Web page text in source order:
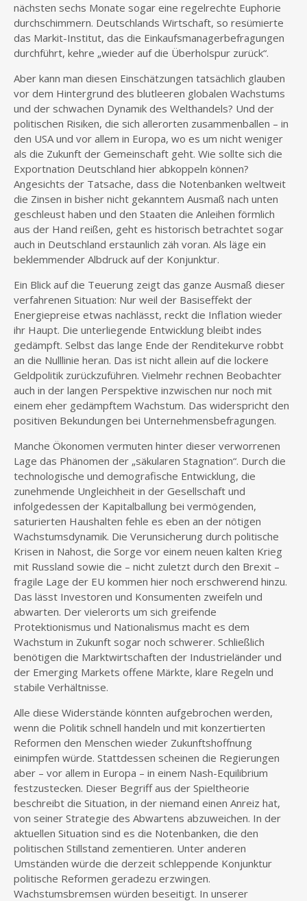
nächsten sechs Monate sogar eine regelrechte Euphorie
durchschimmern. Deutschlands Wirtschaft, so resümierte
das Markit-Institut, das die Einkaufsmanagerbefragungen
durchführt, kehre „wieder auf die Überholspur zurück“.
Aber kann man diesen Einschätzungen tatsächlich glauben
vor dem Hintergrund des blutleeren globalen Wachstums
und der schwachen Dynamik des Welthandels? Und der
politischen Risiken, die sich allerorten zusammenballen – in
den USA und vor allem in Europa, wo es um nicht weniger
als die Zukunft der Gemeinschaft geht. Wie sollte sich die
Exportnation Deutschland hier abkoppeln können?
Angesichts der Tatsache, dass die Notenbanken weltweit
die Zinsen in bisher nicht gekanntem Ausmaß nach unten
geschleust haben und den Staaten die Anleihen förmlich
aus der Hand reißen, geht es historisch betrachtet sogar
auch in Deutschland erstaunlich zäh voran. Als läge ein
beklemmender Albdruck auf der Konjunktur.
Ein Blick auf die Teuerung zeigt das ganze Ausmaß dieser
verfahrenen Situation: Nur weil der Basiseffekt der
Energiepreise etwas nachlässt, reckt die Inflation wieder
ihr Haupt. Die unterliegende Entwicklung bleibt indes
gedämpft. Selbst das lange Ende der Renditekurve robbt
an die Nulllinie heran. Das ist nicht allein auf die lockere
Geldpolitik zurückzuführen. Vielmehr rechnen Beobachter
auch in der langen Perspektive inzwischen nur noch mit
einem eher gedämpftem Wachstum. Das widerspricht den
positiven Bekundungen bei Unternehmensbefragungen.
Manche Ökonomen vermuten hinter dieser verworrenen
Lage das Phänomen der „säkularen Stagnation“. Durch die
technologische und demografische Entwicklung, die
zunehmende Ungleichheit in der Gesellschaft und
infolgedessen der Kapitalballung bei vermögenden,
saturierten Haushalten fehle es eben an der nötigen
Wachstumsdynamik. Die Verunsicherung durch politische
Krisen in Nahost, die Sorge vor einem neuen kalten Krieg
mit Russland sowie die – nicht zuletzt durch den Brexit –
fragile Lage der EU kommen hier noch erschwerend hinzu.
Das lässt Investoren und Konsumenten zweifeln und
abwarten. Der vielerorts um sich greifende
Protektionismus und Nationalismus macht es dem
Wachstum in Zukunft sogar noch schwerer. Schließlich
benötigen die Marktwirtschaften der Industrieländer und
der Emerging Markets offene Märkte, klare Regeln und
stabile Verhältnisse.
Alle diese Widerstände könnten aufgebrochen werden,
wenn die Politik schnell handeln und mit konzertierten
Reformen den Menschen wieder Zukunftshoffnung
einimpfen würde. Stattdessen scheinen die Regierungen
aber – vor allem in Europa – in einem Nash-Equilibrium
festzustecken. Dieser Begriff aus der Spieltheorie
beschreibt die Situation, in der niemand einen Anreiz hat,
von seiner Strategie des Abwartens abzuweichen. In der
aktuellen Situation sind es die Notenbanken, die den
politischen Stillstand zementieren. Unter anderen
Umständen würde die derzeit schleppende Konjunktur
politische Reformen geradezu erzwingen.
Wachstumsbremsen würden beseitigt. In unserer